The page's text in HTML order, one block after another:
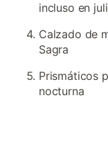
incluso en
Calzado de
Sagra
Prismáticos
nocturna